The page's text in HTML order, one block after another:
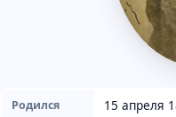
Родился 15 апреля